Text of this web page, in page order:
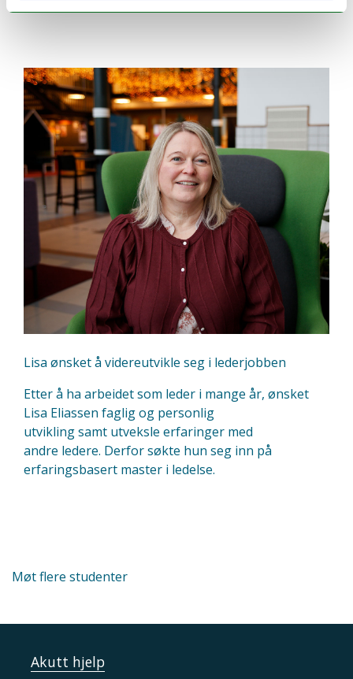
som hennes familie i nord.
Lisa ønsket å videreutvikle seg i lederjobben
Etter å ha arbeidet som leder i mange år, ønsket
Lisa Eliassen faglig og personlig
utviklingsamt utveksle erfaringer med
andre ledere. Derforsøkte hun seg inn på
erfaringsbasert master i ledelse.
Møt flere studenter
Akutt hjelp